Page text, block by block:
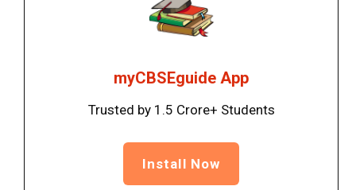
myCBSEguide App
Trusted by 1.5 Crore+ Students
Install Now